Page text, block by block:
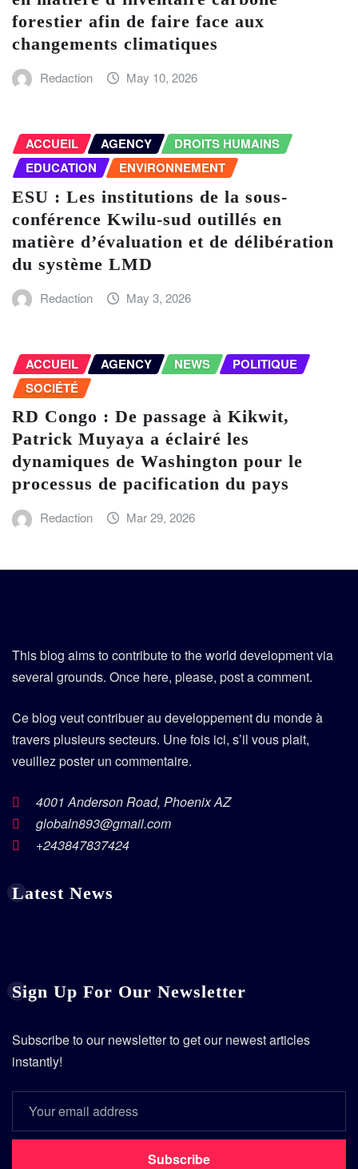
forestier afin de faire face aux
changements climatiques
Redaction May 10, 2026
ACCUEIL AGENCY
DROITS HUMAINS
EDUCATION
ENVIRONNEMENT
ESU : Les institutions de la sous-
conférence Kwilu-sud outillés en
matière d’évaluation et de délibération
du système LMD
Redaction May 3, 2026
ACCUEIL AGENCY NEWS
POLITIQUE
SOCIÉTÉ
RD Congo : De passage à Kikwit,
Patrick Muyaya a éclairé les
dynamiques de Washington pour le
processus de pacification du pays
Redaction Mar 29, 2026
This blog aims to contribute to the world development via
several grounds. Once here, please, post a comment.
Ce blog veut contribuer au developpement du monde à
travers plusieurs secteurs. Une fois ici, s’il vous plait,
veuillez poster un commentaire.
4001 Anderson Road, Phoenix AZ
globaln893@gmail.com
+243847837424
Latest News
Sign Up For Our Newsletter
Subscribe to our newsletter to get our newest articles
instantly!
Subscribe